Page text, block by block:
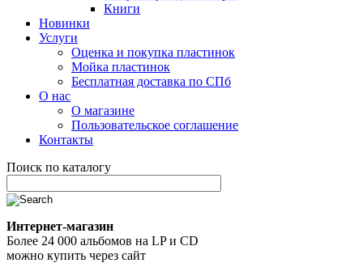
Книги
Новинки
Услуги
Оценка и покупка пластинок
Мойка пластинок
Бесплатная доставка по СПб
О нас
О магазине
Пользовательское соглашение
Контакты
Поиск по каталогу
Интернет-магазин
Более 24 000 альбомов на LP и CD
можно купить через сайт